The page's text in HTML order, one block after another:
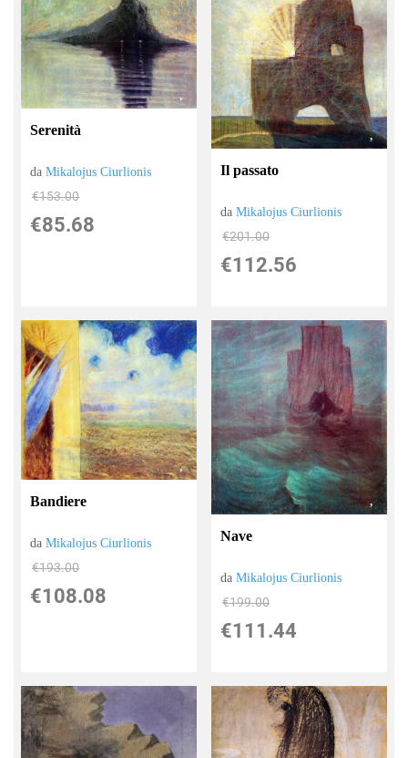
Serenità
daMikalojus Ciurlionis
€153.00
€85.68
Il passato
daMikalojus Ciurlionis
€201.00
€112.56
Bandiere
daMikalojus Ciurlionis
€193.00
€108.08
Nave
daMikalojus Ciurlionis
€199.00
€111.44